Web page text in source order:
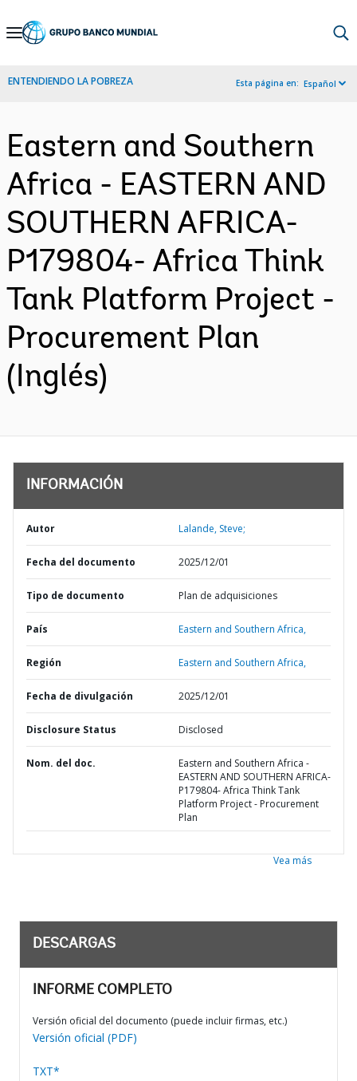
Skip
Navigation
ENTENDIENDO LA POBREZA Esta página en: Español
Eastern and Southern
Africa - EASTERN AND
SOUTHERN AFRICA-
P179804- Africa Think
Tank Platform Project -
Procurement Plan
(Inglés)
INFORMACIÓN
Autor Lalande, Steve;
Fecha del documento 2025/12/01
Tipo de documento Plan de adquisiciones
País Eastern and Southern Africa,
Región Eastern and Southern Africa,
Fecha de divulgación 2025/12/01
Disclosure Status Disclosed
Nom. del doc.
Eastern and Southern Africa -
EASTERN AND SOUTHERN AFRICA-
P179804- Africa Think Tank
Platform Project - Procurement
Plan
Vea más
DESCARGAS
INFORME COMPLETO
Versión oficial del documento (puede incluir firmas, etc.)
Versión oficial (PDF)
TXT*